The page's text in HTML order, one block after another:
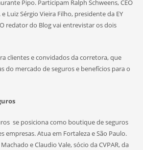
Pipo. Participam Ralph Schweens, CEO
Luiz Sérgio Vieira Filho, presidente da EY
redator do Blog vai entrevistar os dois
clientes e convidados da corretora, que
do mercado de seguros e benefícios para o
se posiciona como boutique de seguros
empresas. Atua em Fortaleza e São Paulo.
e Claudio Vale, sócio da CVPAR, da